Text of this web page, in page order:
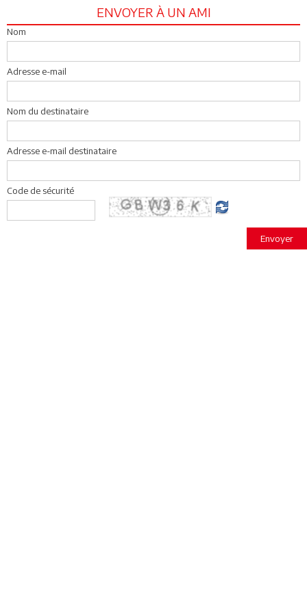
ENVOYER À UN AMI
Nom
Adresse e-mail
Nom du destinataire
Adresse e-mail destinataire
Code de sécurité
Envoyer